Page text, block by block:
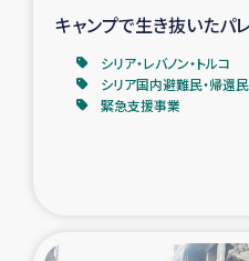
キャンプで生き抜いたパ
シリア・レバノン・トルコ
シリア国内避難民・帰還
緊急支援事業